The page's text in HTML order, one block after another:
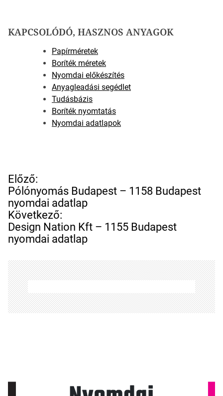
KAPCSOLÓDÓ, HASZNOS ANYAGOK
Papírméretek
Boríték méretek
Nyomdai előkészítés
Anyagleadási segédlet
Tudásbázis
Boríték nyomtatás
Nyomdai adatlapok
B
e
j
e
g
y
z
é
s
n
a
v
ó
Előző:
Pólónyomás Budapest – 1158 Budapest
nyomdai adatlap
Következő:
Design Nation Kft – 1155 Budapest
nyomdai adatlap